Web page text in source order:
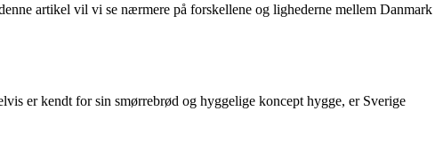
artikel vil vi se nærmere på forskellene og lighederne mellem Danmark
er kendt for sin smørrebrød og hyggelige koncept hygge, er Sverige